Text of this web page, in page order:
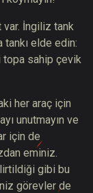
var. İngiliz tank
tankı elde edin:
topa sahip çevik
her araç için
unutmayın ve
için de
eminiz.
gibi bu
görevler de